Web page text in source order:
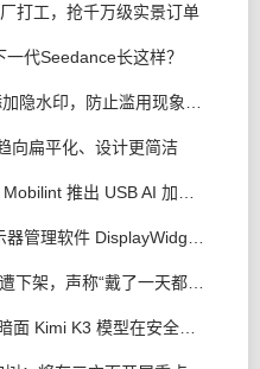
打工，抢千万级实景订单
代Seedance长这样？
向扁平化、设计更简洁